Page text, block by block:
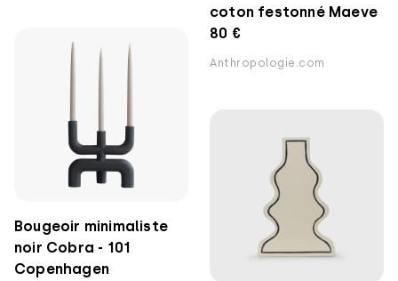
coton festonné Maeve
80 €
Anthropologie.com
Bougeoir minimaliste
noir Cobra - 101
Copenhagen